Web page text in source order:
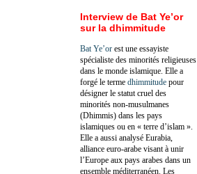
Interview de Bat Ye’or
sur la dhimmitude
Bat Ye’or est une essayiste
spécialiste des minorités religieuses
dans le monde islamique. Elle a
forgé le terme dhimmitude pour
désigner le statut cruel des
minorités non-musulmanes
(Dhimmis) dans les pays
islamiques ou en « terre d’islam ».
Elle a aussi analysé Eurabia,
alliance euro-arabe visant à unir
l’Europe aux pays arabes dans un
ensemble méditerranéen. Les